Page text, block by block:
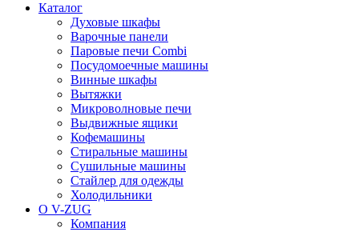
Каталог
Духовые шкафы
Варочные панели
Паровые печи Combi
Посудомоечные машины
Винные шкафы
Вытяжки
Микроволновые печи
Выдвижные ящики
Кофемашины
Стиральные машины
Сушильные машины
Стайлер для одежды
Холодильники
О V-ZUG
Компания